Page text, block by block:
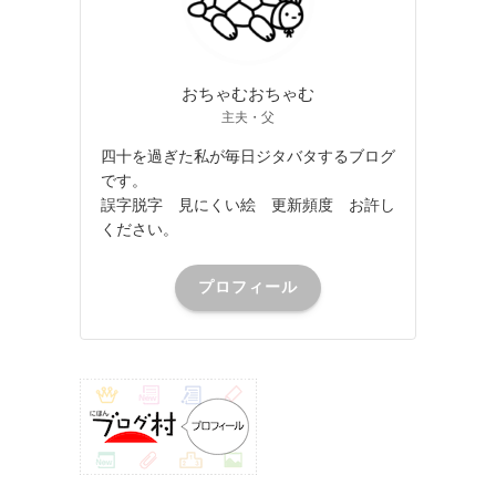
おちゃむおちゃむ
主夫・父
四十を過ぎた私が毎日ジタバタするブログ
です。
誤字脱字 見にくい絵 更新頻度 お許し
ください。
プロフィール